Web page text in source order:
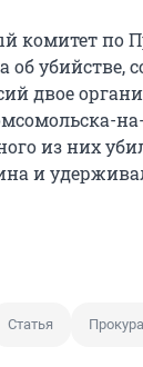
комитет по
об убийстве,
двое
из них
и
Статья